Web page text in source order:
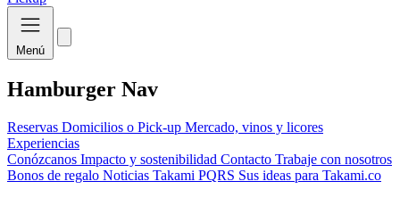
Menú
Hamburger Nav
Reservas Domicilios o Pick-up Mercado, vinos y licores
Experiencias
Conózcanos Impacto y sostenibilidad Contacto Trabaje con nosotros
Bonos de regalo Noticias Takami PQRS Sus ideas para Takami.co